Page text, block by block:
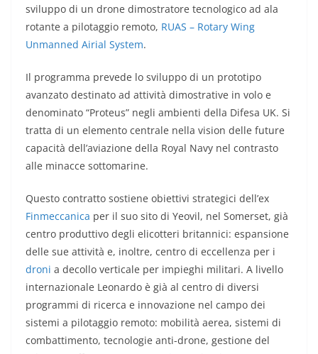
sviluppo di un drone dimostratore tecnologico ad ala
rotante a pilotaggio remoto, RUAS – Rotary Wing
Unmanned Airial System.
Il programma prevede lo sviluppo di un prototipo
avanzato destinato ad attività dimostrative in volo e
denominato “Proteus” negli ambienti della Difesa UK. Si
tratta di un elemento centrale nella vision delle future
capacità dell’aviazione della Royal Navy nel contrasto
alle minacce sottomarine.
Questo contratto sostiene obiettivi strategici dell’ex
Finmeccanica per il suo sito di Yeovil, nel Somerset, già
centro produttivo degli elicotteri britannici: espansione
delle sue attività e, inoltre, centro di eccellenza per i
droni a decollo verticale per impieghi militari. A livello
internazionale Leonardo è già al centro di diversi
programmi di ricerca e innovazione nel campo dei
sistemi a pilotaggio remoto: mobilità aerea, sistemi di
combattimento, tecnologie anti-drone, gestione del